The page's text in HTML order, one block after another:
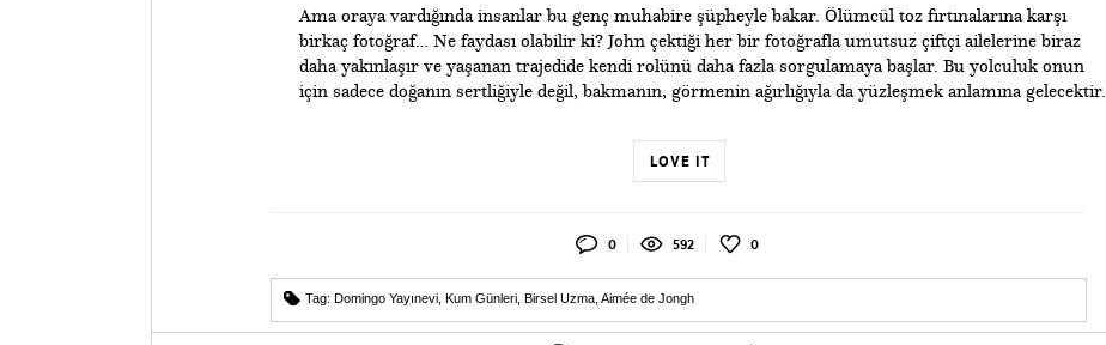
Ama oraya vardığında insanlar bu genç muhabire şüpheyle bakar. Ölümcül toz fırtınalarına karşı
birkaç fotoğraf… Ne faydası olabilir ki? John çektiği her bir fotoğrafla umutsuz çiftçi ailelerine biraz
daha yakınlaşır ve yaşanan trajedide kendi rolünü daha fazla sorgulamaya başlar. Bu yolculuk onun
için sadece doğanın sertliğiyle değil, bakmanın, görmenin ağırlığıyla da yüzleşmek anlamına gelecektir.
LOVE IT
0 592 0
Tag: Domingo Yayınevi Kum Günleri Birsel Uzma Aimée de Jongh